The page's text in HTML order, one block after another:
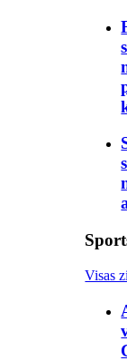
Visas